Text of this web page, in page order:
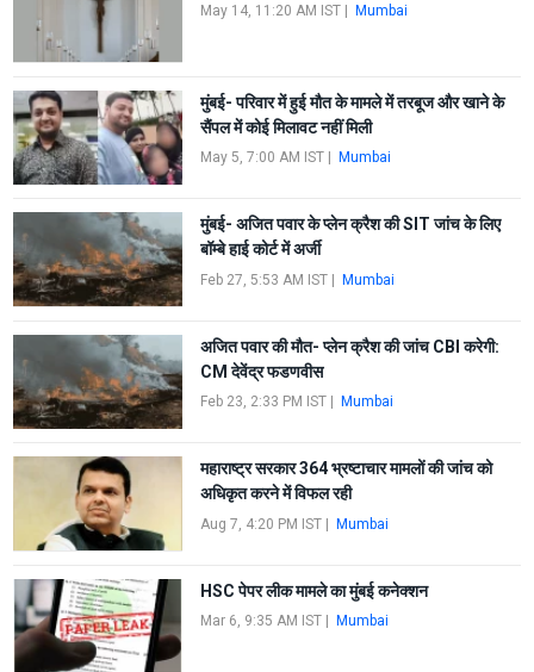
May 14, 11:20 AM IST| Mumbai
मुंबई- परिवार में हुई मौत के मामले में तरबूज और खाने के
सैंपल में कोई मिलावट नहीं मिली
May 5, 7:00 AM IST| Mumbai
मुंबई- अजित पवार के प्लेन क्रैश की SIT जांच के लिए
बॉम्बे हाई कोर्ट में अर्जी
Feb 27, 5:53 AM IST| Mumbai
अजित पवार की मौत- प्लेन क्रैश की जांच CBI करेगी:
CM देवेंद्र फडणवीस
Feb 23, 2:33 PM IST| Mumbai
महाराष्ट्र सरकार 364 भ्रष्टाचार मामलों की जांच को
अधिकृत करने में विफल रही
Aug 7, 4:20 PM IST| Mumbai
HSC पेपर लीक मामले का मुंबई कनेक्शन
Mar 6, 9:35 AM IST| Mumbai